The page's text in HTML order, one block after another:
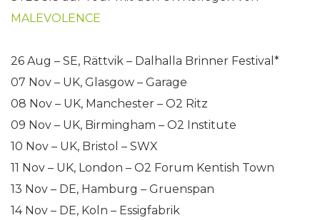
MALEVOLENCE
26 Aug – SE, Rättvik – Dalhalla Brinner Festival*
07 Nov – UK, Glasgow – Garage
08 Nov – UK, Manchester – O2 Ritz
09 Nov – UK, Birmingham – O2 Institute
10 Nov – UK, Bristol – SWX
11 Nov – UK, London – O2 Forum Kentish Town
13 Nov – DE, Hamburg – Gruenspan
14 Nov – DE, Koln – Essigfabrik